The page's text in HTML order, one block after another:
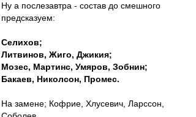
Ну а послезавтра - состав до смешного
предсказуем:
Селихов;
Литвинов, Жиго, Джикия;
Мозес, Мартинс, Умяров, Зобнин;
Бакаев, Николсон, Промес.
На замене; Кофрие, Хлусевич, Ларссон,